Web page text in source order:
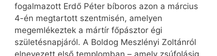
fogalmazott Erdő Péter bíboros azon a március
4-én megtartott szentmisén, amelyen
megemlékeztek a mártír főpásztor égi
születésnapjáról. A Boldog Meszlényi Zoltánról